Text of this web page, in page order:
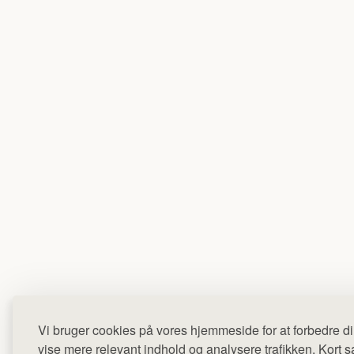
Vi bruger cookies på vores hjemmeside for at forbedre
vise mere relevant indhold og analysere trafikken. Kort